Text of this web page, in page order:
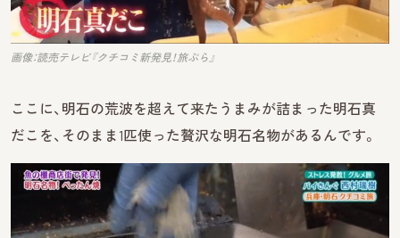
画像：読売テレビ『クチコミ新発見！旅ぷら』
ここに、明石の荒波を超えて来たうまみが詰まった明石真
だこを、そのまま1匹使った贅沢な明石名物があるんです。